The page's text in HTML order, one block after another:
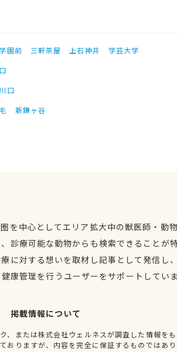
園前 三軒茶屋 上石神井
学芸大学
川口
新鎌ヶ谷
を中心としてエリア拡大中の獣医師・動
診療可能な動物からも検索できることが
に対する想いを取材し記事として発信し
康管理を行うユーザーをサポートしてい
掲載情報について
、または株式会社ウェルネスが調査した情報を
おりますが、内容を完全に保証するものではあ